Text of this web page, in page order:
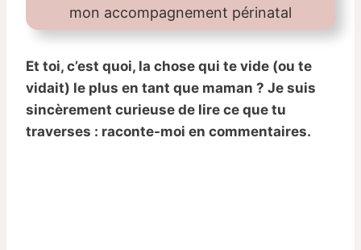
mon accompagnement périnatal
Et toi, c’est quoi, la chose qui te vide (ou te
vidait) le plus en tant que maman ? Je suis
sincèrement curieuse de lire ce que tu
traverses : raconte-moi en commentaires.